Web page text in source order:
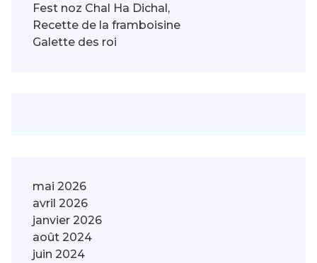
Fest noz Chal Ha Dichal,
Recette de la framboisine
Galette des roi
mai 2026
avril 2026
janvier 2026
août 2024
juin 2024